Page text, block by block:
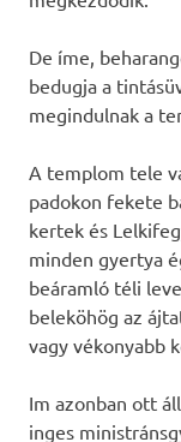
De íme,
bedugja a
megindulnak a
A templom tele
padokon fekete
kertek és
minden gyertya
beáramló téli
beleköhög az
vagy vékonyabb
Im azonban ott
inges